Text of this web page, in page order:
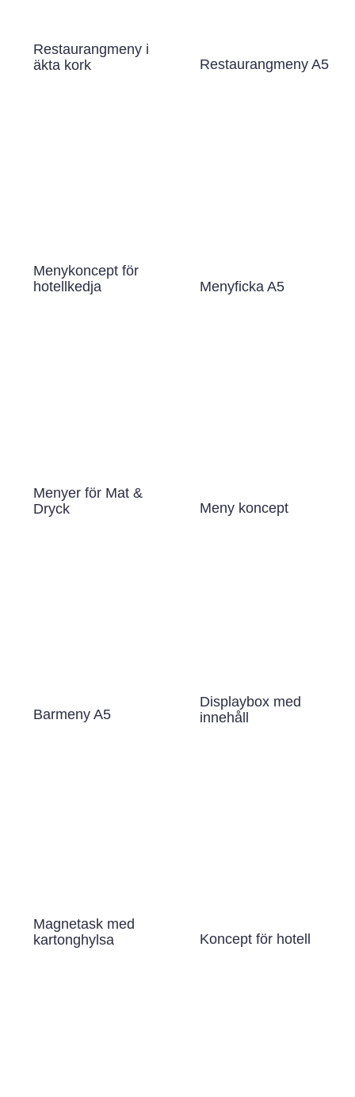
Restaurangmeny i
äkta kork
Restaurangmeny A5
Menykoncept för
hotellkedja
Menyficka A5
Menyer för Mat &
Dryck
Meny koncept
Barmeny A5
Displaybox med
innehåll
Magnetask med
kartonghylsa
Koncept för hotell